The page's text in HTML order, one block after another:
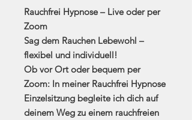
Rauchfrei Hypnose – Live oder per
Zoom
Sag dem Rauchen Lebewohl –
flexibel und individuell!
Ob vor Ort oder bequem per
Zoom: In meiner Rauchfrei Hypnose
Einzelsitzung begleite ich dich auf
deinem Weg zu einem rauchfreien